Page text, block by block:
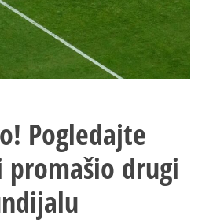
Pogledajte
promašio drugi